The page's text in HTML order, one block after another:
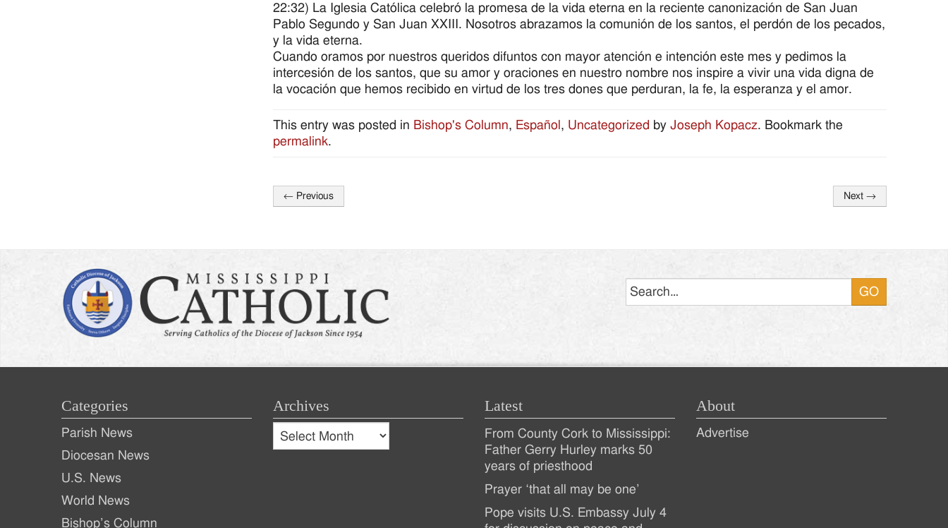
22:32) La Iglesia Católica celebró la promesa de la vida eterna en la reciente canonización de San Juan
Pablo Segundo y San Juan XXIII. Nosotros abrazamos la comunión de los santos, el perdón de los pecados,
y la vida eterna.
Cuando oramos por nuestros queridos difuntos con mayor atención e intención este mes y pedimos la
intercesión de los santos, que su amor y oraciones en nuestro nombre nos inspire a vivir una vida digna de
la vocación que hemos recibido en virtud de los tres dones que perduran, la fe, la esperanza y el amor.
This entry was posted in Bishop's Column, Español , Uncategorized by Joseph Kopacz. Bookmark the
permalink.
Post
← Previous Next →
Categories
Parish News
Diocesan News
U.S. News
World News
Bishop’s Column
Archives
Archives
Archives
Latest
Recent
Posts
From County Cork to Mississippi:
Father Gerry Hurley marks 50
years of priesthood
Prayer ‘that all may be one’
Pope visits U.S. Embassy July 4
About
Advertise